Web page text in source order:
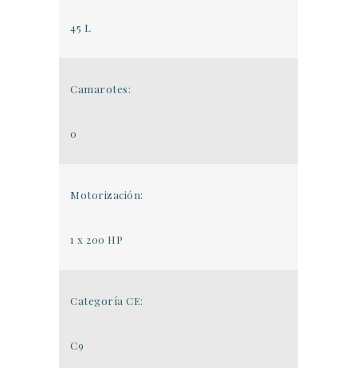
45 L
Camarotes:
0
Motorización:
1 x 200 HP
Categoría CE:
C9